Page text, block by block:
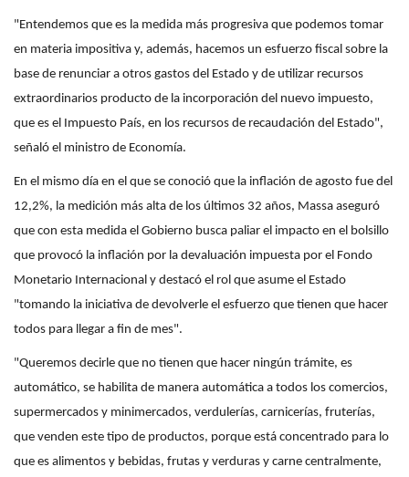
"Entendemos que es la medida más progresiva que podemos tomar
en materia impositiva y, además, hacemos un esfuerzo fiscal sobre la
base de renunciar a otros gastos del Estado y de utilizar recursos
extraordinarios producto de la incorporación del nuevo impuesto,
que es el Impuesto País, en los recursos de recaudación del Estado",
señaló el ministro de Economía.
En el mismo día en el que se conoció que la inflación de agosto fue del
12,2%, la medición más alta de los últimos 32 años, Massa aseguró
que con esta medida el Gobierno busca paliar el impacto en el bolsillo
que provocó la inflación por la devaluación impuesta por el Fondo
Monetario Internacional y destacó el rol que asume el Estado
"tomando la iniciativa de devolverle el esfuerzo que tienen que hacer
todos para llegar a fin de mes".
"Queremos decirle que no tienen que hacer ningún trámite, es
automático, se habilita de manera automática a todos los comercios,
supermercados y minimercados, verdulerías, carnicerías, fruterías,
que venden este tipo de productos, porque está concentrado para lo
que es alimentos y bebidas, frutas y verduras y carne centralmente,